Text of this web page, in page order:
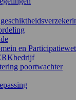
en Participatiewet
poortwachter